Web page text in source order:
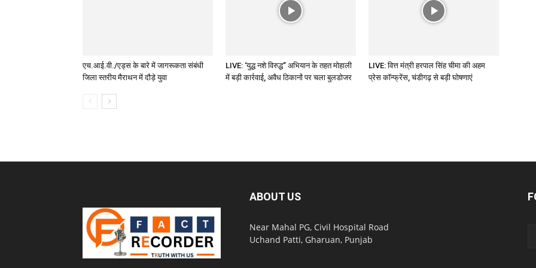
एच.आई.वी./एड्स के बारे में जागरूकता संबंधी
जिला स्तरीय मैराथन में दौड़े युवा
LIVE: ‘युद्ध नशे विरुद्ध” अभियान के तहत मोहाली
में बड़ी कार्रवाई, अवैध ठिकानों पर चला बुलडोजर
LIVE: वित्त मंत्री हरपाल सिंह चीमा की अहम
प्रेस कॉन्फ्रेंस, चंडीगढ़ से बड़ी घोषणाएं
ABOUT US
Near Mahal PG, Civil Hospital Road
Uchand Patti, Gharuan, Punjab